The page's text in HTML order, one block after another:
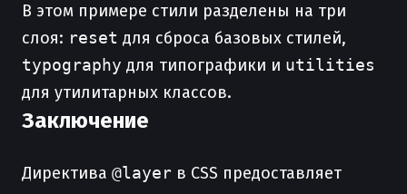
В этом примере стили разделены на три
слоя: reset для сброса базовых стилей,
typography для типографики и utilities
для утилитарных классов.
Заключение
Директива @layer в CSS предоставляет